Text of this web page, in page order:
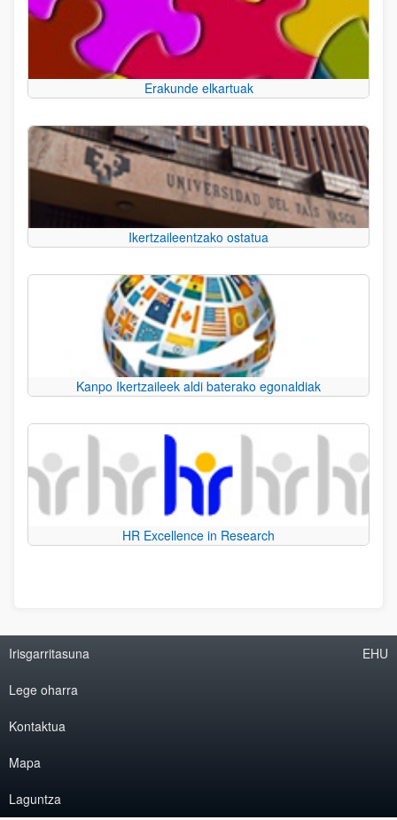
Erakunde elkartuak
Ikertzaileentzako ostatua
Kanpo Ikertzaileek aldi baterako egonaldiak
HR Excellence in Research
Irisgarritasuna
Lege oharra
Kontaktua
Mapa
Laguntza
EHU